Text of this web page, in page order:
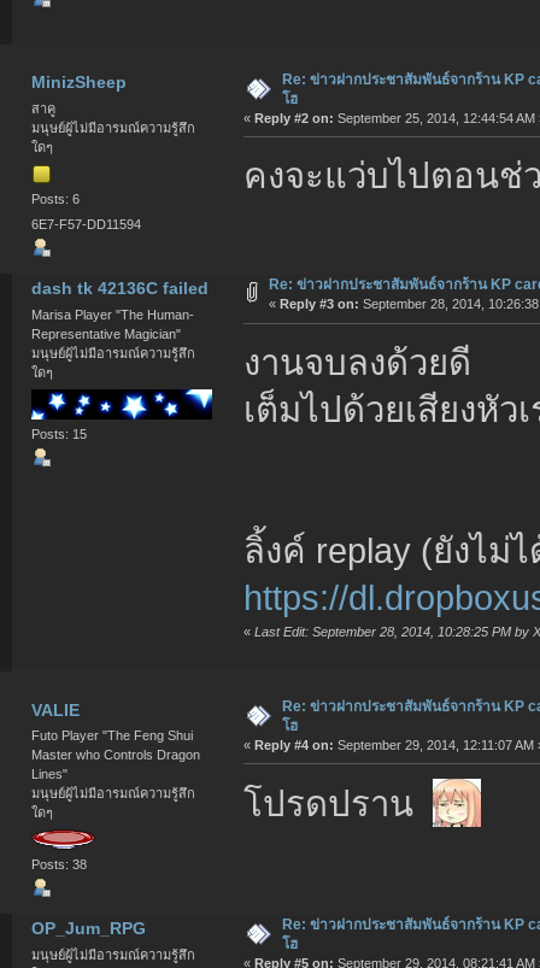
MinizSheep
สาคู
มนุษย์ผู้ไม่มีอารมณ์ความรู้สึก
ใดๆ
Posts: 6
6E7-F57-DD11594
Re: ข่าวฝากประชาสัมพันธ์จากร้าน KP
โฮ
« Reply #2 on: September 25, 2014, 12:44:54 AM
คงจะแว่บไปตอนช่
dash tk 42136C failed
Marisa Player "The Human-
Representative Magician"
มนุษย์ผู้ไม่มีอารมณ์ความรู้สึก
ใดๆ
Posts: 15
Re: ข่าวฝากประชาสัมพันธ์จากร้าน KP
« Reply #3 on: September 28, 2014,
งานจบลงด้วยดี
เต็มไปด้วยเสียงหั
ลิ้งค์ replay (ยังไม่
https://
« Last Edit: September 28, 2014, 10:28:25 PM
VALIE
Futo Player "The Feng Shui
Master who Controls Dragon
Lines"
มนุษย์ผู้ไม่มีอารมณ์ความรู้สึก
ใดๆ
Posts: 38
Re: ข่าวฝากประชาสัมพันธ์จากร้าน KP
โฮ
« Reply #4 on: September 29, 2014, 12:11:07 AM
โปรดปราน
OP_Jum_RPG
มนุษย์ผู้ไม่มีอารมณ์ความรู้สึก
Re: ข่าวฝากประชาสัมพันธ์จากร้าน KP
โฮ
« Reply #5 on: September 29, 2014, 08:21:41 AM